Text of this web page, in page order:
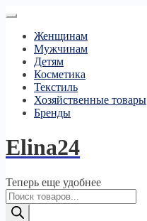
Женщинам
Мужчинам
Детям
Косметика
Текстиль
Хозяйственные товары
Бренды
Elina24
Теперь еще удобнее
Поиск
товаров